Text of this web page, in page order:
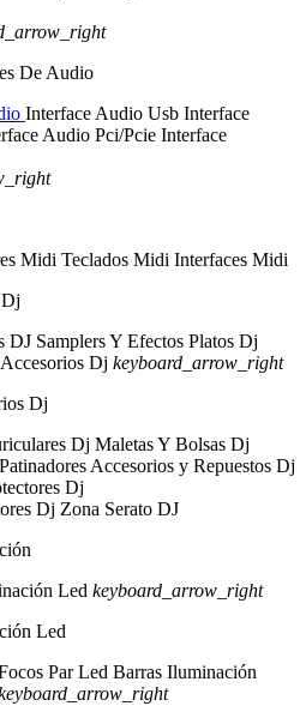
De Audio
Interface Audio Usb Interface
Audio Pci/Pcie Interface
Midi Teclados Midi Interfaces Midi
DJ Samplers Y Efectos Platos Dj
Accesorios Dj keyboard_arrow_right
Dj
Dj Maletas Y Bolsas Dj
Accesorios y Repuestos Dj
Dj
Dj Zona Serato DJ
Led keyboard_arrow_right
Led
Par Led Barras Iluminación